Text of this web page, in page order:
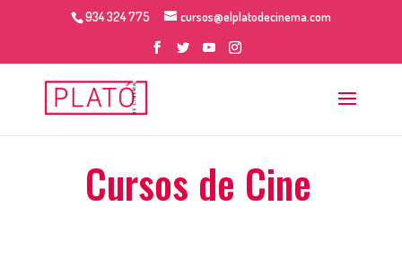
934 324 775 cursos@elplatodecinema.com
Cursos de Cine